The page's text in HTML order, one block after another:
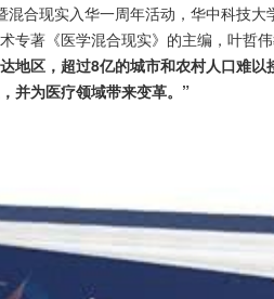
合现实入华一周年活动，华中科技
专著《医学混合现实》的主编，叶哲伟
地区，超过8亿的城市和农村人口难
并为医疗领域带来变革。”